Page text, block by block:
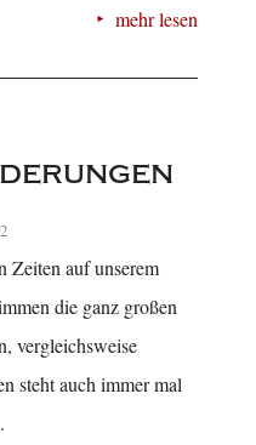
mehr lesen
Zeiten auf unserem
die ganz großen
vergleichsweise
steht auch immer mal